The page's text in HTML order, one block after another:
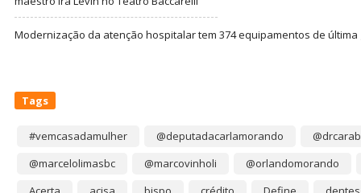
Modernização da atenção hospitalar tem 374 equipamentos de última
Tags
#vemcasadamulher @deputadacarlamorando
@marcelolimasbc
@marcovinholi
@orlandomorando